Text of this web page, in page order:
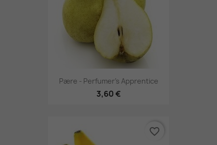
Pære - Perfumer's Apprentice
3,60 €
favorite_border